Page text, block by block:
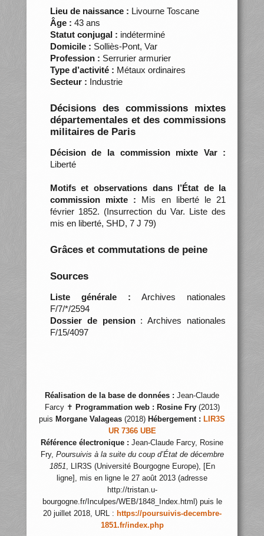
Lieu de naissance : Livourne Toscane
Âge : 43 ans
Statut conjugal : indéterminé
Domicile : Solliès-Pont, Var
Profession : Serrurier armurier
Type d’activité : Métaux ordinaires
Secteur : Industrie
Décisions des commissions mixtes
départementales et des commissions
militaires de Paris
Décision de la commission mixte Var :
Liberté
Motifs et observations dans l’État de la
commission mixte : Mis en liberté le 21
février 1852. (Insurrection du Var. Liste des
mis en liberté, SHD, 7 J 79)
Grâces et commutations de peine
Sources
Liste générale : Archives nationales
F/7/*/2594
Dossier de pension: Archives nationales
F/15/4097
Réalisation de la base de données : Jean-Claude
Farcy ✝ Programmation web : Rosine Fry(2013)
puis Morgane Valageas (2018) Hébergement : LIR3S
UR 7366 UBE
Référence électronique : Jean-Claude Farcy, Rosine
Fry, Poursuivis à la suite du coup d’État de décembre
1851, LIR3S (Université Bourgogne Europe), [En
ligne], mis en ligne le 27 août 2013 (adresse
http://tristan.u-
bourgogne.fr/Inculpes/WEB/1848_Index.html) puis le
20 juillet 2018, URL : https://poursuivis-decembre-
1851.fr/index.php